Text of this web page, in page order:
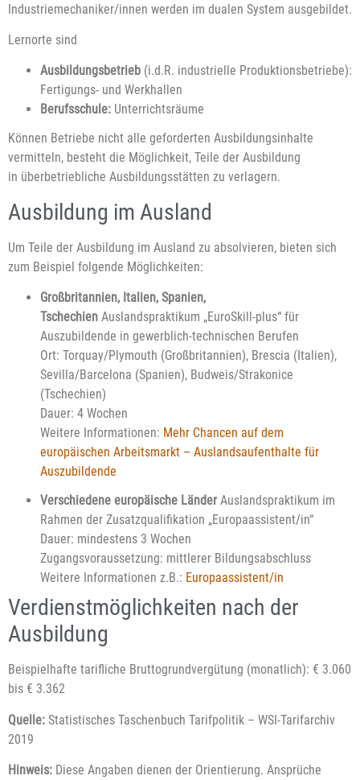
Industriemechaniker/innen werden im dualen System ausgebildet.
Lernorte sind
Ausbildungsbetrieb (i.d.R. industrielle Produktionsbetriebe):
Fertigungs- und Werkhallen
Berufsschule: Unterrichtsräume
Können Betriebe nicht alle geforderten Ausbildungsinhalte
vermitteln, besteht die Möglichkeit, Teile der Ausbildung
in überbetriebliche Ausbildungsstätten zu verlagern.
Ausbildung im Ausland
Um Teile der Ausbildung im Ausland zu absolvieren, bieten sich
zum Beispiel folgende Möglichkeiten:
Großbritannien, Italien, Spanien,
Tschechien Auslandspraktikum „EuroSkill-plus“ für
Auszubildende in gewerblich-technischen Berufen
Ort: Torquay/Plymouth (Großbritannien), Brescia (Italien),
Sevilla/Barcelona (Spanien), Budweis/Strakonice
(Tschechien)
Dauer: 4 Wochen
Weitere Informationen: Mehr Chancen auf dem
europäischen Arbeitsmarkt – Auslandsaufenthalte für
Auszubildende
Verschiedene europäische LänderAuslandspraktikum im
Rahmen der Zusatzqualifikation „Europaassistent/in“
Dauer: mindestens 3 Wochen
Zugangsvoraussetzung: mittlerer Bildungsabschluss
Weitere Informationen z.B.: Europaassistent/in
Verdienstmöglichkeiten nach der
Ausbildung
Beispielhafte tarifliche Bruttogrundvergütung (monatlich): € 3.060
bis € 3.362
Quelle: Statistisches Taschenbuch Tarifpolitik – WSI-Tarifarchiv
2019
Hinweis: Diese Angaben dienen der Orientierung. Ansprüche